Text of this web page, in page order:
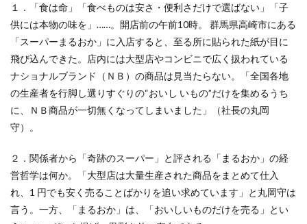
１．「食は命」「食べものは安さ・便利さだけで選ばない」「子
供には本物の味を」……。開店前の午前10時。 群馬県高崎市にある
「スーパーまるおか」に入店すると、至る所に貼られた紙が目に
飛び込んできた。店内には大型店やコンビニで広く扱われている
ナショナルブランド（ＮＢ）の商品は見当たらない。「全国各地
の生産者を行脚し選りすぐりの“おいし いもの”だけを集めるうち
に、ＮＢ商品が一切無くなってしまいました」（社長の丸岡
守）。
２．関係者から「奇跡のスーパー」と評される「まるおか」の経
営哲学は何か。「大型店は大量生産された商品をまとめて仕入
れ、1 円でも安く売ることばかりを追い求めています」と丸岡守は
言う。一方、「まるおか」は、「おいしいものだけを売る」とい